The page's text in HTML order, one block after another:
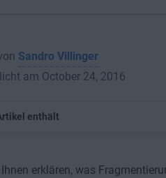
Sandro Villinger
am October 24, 2016
enthält
erklären, was